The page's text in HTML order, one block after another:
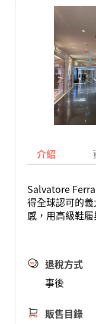
介紹
Salvatore
得全球認可的
感，用高級鞋
退稅方式
事後
販售目錄